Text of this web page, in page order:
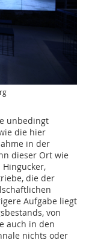
unbedingt
die hier
in der
dieser Ort wie
die der
Aufgabe liegt
von
auch in den
nichts oder